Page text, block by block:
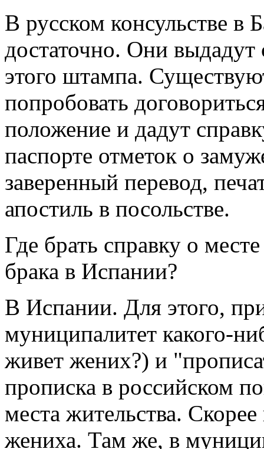
В русском консульстве в
достаточно. Они выдадут
этого штампа.
попробовать
положение и дадут
паспорте отметок о
заверенный перевод,
апостиль в посольстве.
Где брать справку о
брака в Испании?
В Испании. Для этого,
муниципалитет какого-
живет жених?) и
прописка в российском
места жительства.
жениха. Там же, в